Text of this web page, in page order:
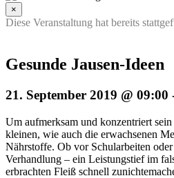
×
Diese Veranstaltung hat bereits
Gesunde Jausen-Ideen
21. September 2019 @ 09:00
Um aufmerksam und konzentriert
kleinen, wie auch die erwachsenen
Nährstoffe. Ob vor Schularbeiten
Verhandlung – ein Leistungstief im
erbrachten Fleiß schnell